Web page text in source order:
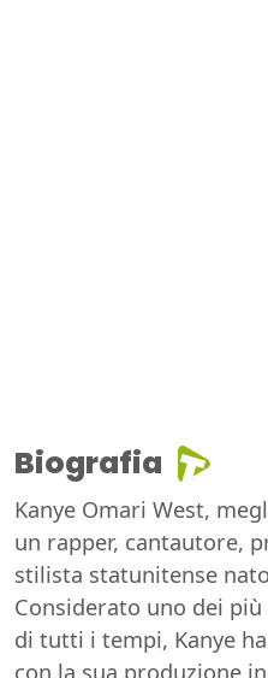
Biografia
Kanye Omari West,
un rapper, cantautore,
stilista statunitense
Considerato uno dei
di tutti i tempi, Kanye
con la sua produzione